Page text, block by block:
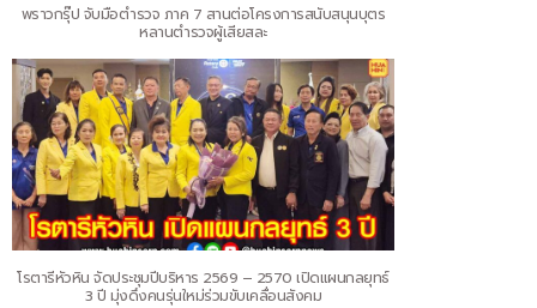
พราวกรุ๊ป จับมือตำรวจ ภาค 7 สานต่อโครงการสนับสนุนบุตร
หลานตำรวจผู้เสียสละ
โรตารีหัวหิน จัดประชุมปีบริหาร 2569 – 2570 เปิดแผนกลยุทธ์
3 ปี มุ่งดึงคนรุ่นใหม่ร่วมขับเคลื่อนสังคม